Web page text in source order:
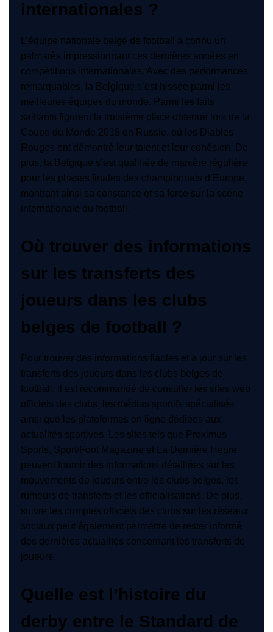
internationales ?
L’équipe nationale belge de football a connu un
palmarès impressionnant ces dernières années en
compétitions internationales. Avec des performances
remarquables, la Belgique s’est hissée parmi les
meilleures équipes du monde. Parmi les faits
saillants figurent la troisième place obtenue lors de la
Coupe du Monde 2018 en Russie, où les Diables
Rouges ont démontré leur talent et leur cohésion. De
plus, la Belgique s’est qualifiée de manière régulière
pour les phases finales des championnats d’Europe,
montrant ainsi sa constance et sa force sur la scène
internationale du football.
Où trouver des informations
sur les transferts des
joueurs dans les clubs
belges de football ?
Pour trouver des informations fiables et à jour sur les
transferts des joueurs dans les clubs belges de
football, il est recommandé de consulter les sites web
officiels des clubs, les médias sportifs spécialisés
ainsi que les plateformes en ligne dédiées aux
actualités sportives. Les sites tels que Proximus
Sports, Sport/Foot Magazine et La Dernière Heure
peuvent fournir des informations détaillées sur les
mouvements de joueurs entre les clubs belges, les
rumeurs de transferts et les officialisations. De plus,
suivre les comptes officiels des clubs sur les réseaux
sociaux peut également permettre de rester informé
des dernières actualités concernant les transferts de
joueurs.
Quelle est l’histoire du
derby entre le Standard de